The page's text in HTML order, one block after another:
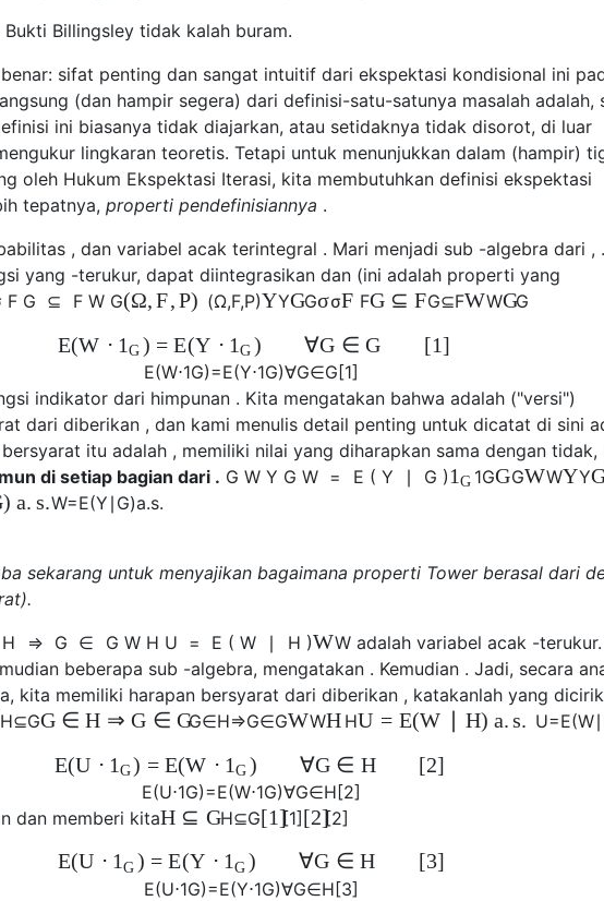
Billingsley tidak kalah buram.
sifat penting dan sangat intuitif dari ekspektasi kondisional ini
(dan hampir segera) dari definisi-satu-satunya masalah adalah,
ini biasanya tidak diajarkan, atau setidaknya tidak disorot, di luar
lingkaran teoretis. Tetapi untuk menunjukkan dalam (hampir)
oleh Hukum Ekspektasi Iterasi, kita membutuhkan definisi ekspektasi
tepatnya, properti pendefinisiannya .
, dan variabel acak terintegral . Mari menjadi sub -algebra dari , .
yang -terukur, dapat diintegrasikan dan (ini adalah properti yang
F G ⊆ FW G(Ω,F, P) (Ω,F,P)YYGGσσF FG ⊆ FG⊆FWWGG
E(W ⋅ 1G ) = E(Y ⋅ 1G ) ∀G ∈ G [1]
E(W⋅1G)=E(Y⋅1G)∀G∈G[1]
indikator dari himpunan . Kita mengatakan bahwa adalah ("versi")
dari diberikan , dan kami menulis detail penting untuk dicatat di sini
itu adalah , memiliki nilai yang diharapkan sama dengan tidak,
di setiap bagian dari . G W Y G W = E ( Y ∣ G )1G 1GGGWWYY
) a. s.W=E(Y ∣ G)a.s.
sekarang untuk menyajikan bagaimana properti Tower berasal dari
H ⇒ G ∈ G W H U = E (W ∣ H )WWadalah variabel acak -terukur.
beberapa sub -algebra, mengatakan . Kemudian . Jadi, secara
kita memiliki harapan bersyarat dari diberikan , katakanlah yang
H⊆GG ∈ H ⇒ G ∈ GG∈H⇒G∈GWWH HU = E(W H) a. s. U=E(W∣
E(U ⋅ 1G) = E(W ⋅ 1G ) ∀G ∈ H [2]
E(U⋅1G)=E(W⋅1G)∀G∈H[2]
dan memberi kitaH ⊆ GH⊆G [1][1] [2][2]
E(U ⋅ 1G ) = E(Y ⋅ 1G ) ∀G ∈ H [3]
E(U⋅1G)=E(Y⋅1G)∀G∈H[3]